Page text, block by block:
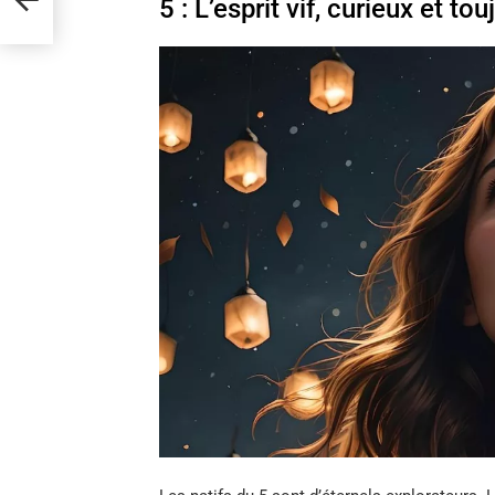
5 : L’esprit vif, curieux et